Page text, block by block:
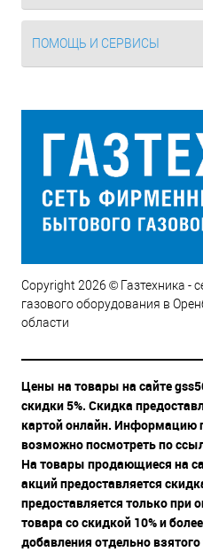
ПОМОЩЬ И СЕРВИСЫ
Copyright 2026 © Газтехника -
газового оборудования в
области
Цены на товары на сайте
скидки 5%. Скидка
картой онлайн. Информацию
возможно посмотреть по
На товары продающиеся на
акций предоставляется
предоставляется только при
товара со скидкой 10% и
добавления отдельно